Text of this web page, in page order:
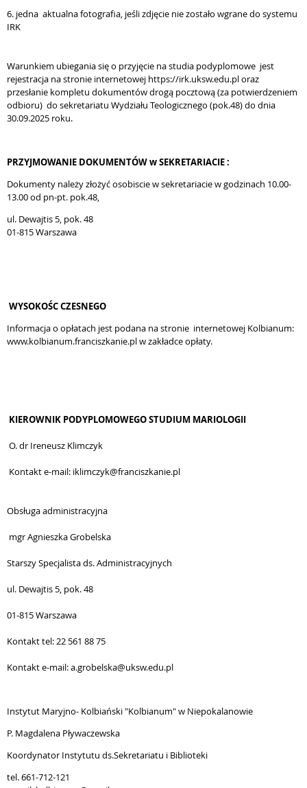
6. jedna aktualna fotografia, jeśli zdjęcie nie zostało wgrane do systemu
IRK
Warunkiem ubiegania się o przyjęcie na studia podyplomowe jest
rejestracja na stronie internetowej https://irk.uksw.edu.pl oraz
przesłanie kompletu dokumentów drogą pocztową (za potwierdzeniem
odbioru) do sekretariatu Wydziału Teologicznego (pok.48) do dnia
30.09.2025 roku.
PRZYJMOWANIE DOKUMENTÓW w SEKRETARIACIE :
Dokumenty należy złożyć osobiscie w sekretariacie w godzinach 10.00-
13.00 od pn-pt. pok.48,
ul. Dewajtis 5, pok. 48
01-815 Warszawa
WYSOKOŚC CZESNEGO
Informacja o opłatach jest podana na stronie internetowej Kolbianum:
www.kolbianum.franciszkanie.pl w zakładce opłaty.
KIEROWNIK PODYPLOMOWEGO STUDIUM MARIOLOGII
O. dr Ireneusz Klimczyk
Kontakt e-mail: iklimczyk@franciszkanie.pl
Obsługa administracyjna
mgr Agnieszka Grobelska
Starszy Specjalista ds. Administracyjnych
ul. Dewajtis 5, pok. 48
01-815 Warszawa
Kontakt tel: 22 561 88 75
Kontakt e-mail: a.grobelska@uksw.edu.pl
Instytut Maryjno- Kolbiański "Kolbianum" w Niepokalanowie
P. Magdalena Pływaczewska
Koordynator Instytutu ds.Sekretariatu i Biblioteki
tel. 661-712-121